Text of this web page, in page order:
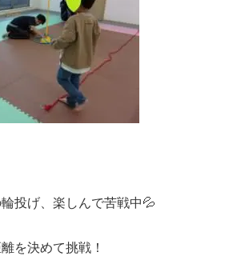
投げ、楽しんで苦戦中💦
を決めて挑戦！